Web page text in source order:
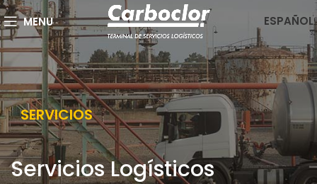
MENU ESPAÑOL
SERVICIOS
Servicios Logísticos